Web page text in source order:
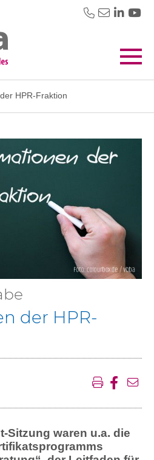
HPR-Fraktion
der HPR-
Sitzung waren u.a. die